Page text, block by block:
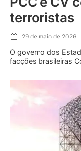
terroristas
29 de maio de 2026
O governo dos
facções brasileiras